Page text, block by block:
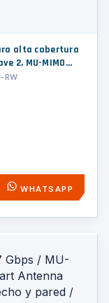
alta cobertura
2, MU-MIMO
hasta 512
RW
WHATSAPP